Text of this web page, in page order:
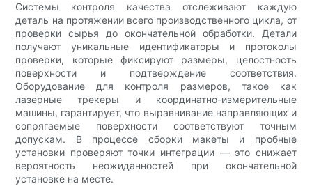
Системы контроля качества отслеживают каждую
деталь на протяжении всего производственного цикла, от
проверки сырья до окончательной обработки. Детали
получают уникальные идентификаторы и протоколы
проверки, которые фиксируют размеры, целостность
поверхности и подтверждение соответствия.
Оборудование для контроля размеров, такое как
лазерные трекеры и координатно-измерительные
машины, гарантирует, что выравнивание направляющих и
сопрягаемые поверхности соответствуют точным
допускам. В процессе сборки макеты и пробные
установки проверяют точки интеграции — это снижает
вероятность неожиданностей при окончательной
установке на месте.